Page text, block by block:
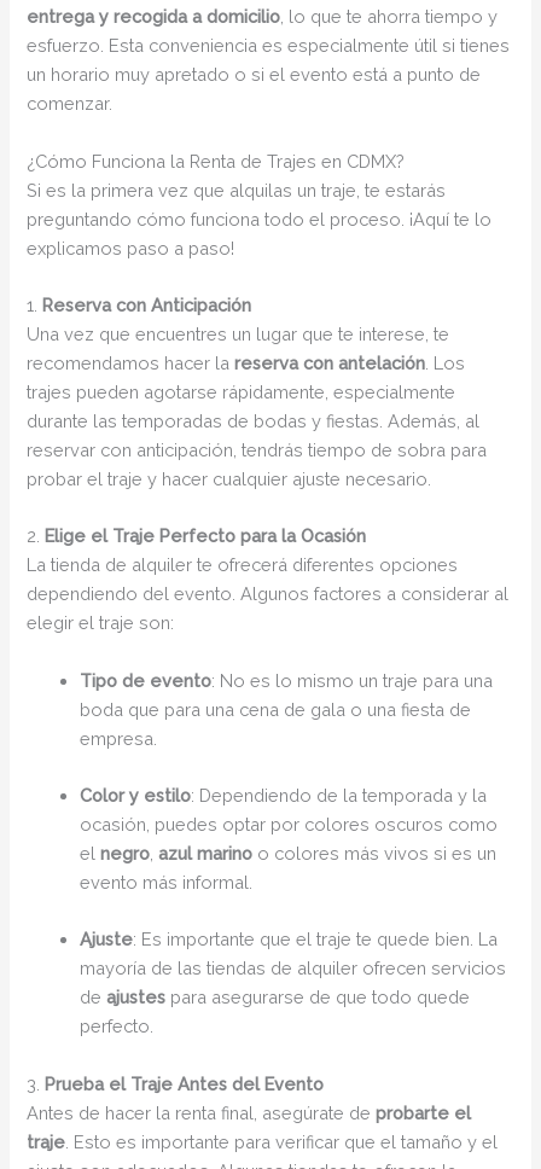
entrega y recogida a domicilio , lo que te ahorra tiempo y
esfuerzo. Esta conveniencia es especialmente útil si tienes
un horario muy apretado o si el evento está a punto de
comenzar.
¿Cómo Funciona la Renta de Trajes en CDMX?
Si es la primera vez que alquilas un traje, te estarás
preguntando cómo funciona todo el proceso. ¡Aquí te lo
explicamos paso a paso!
1. Reserva con Anticipación
Una vez que encuentres un lugar que te interese, te
recomendamos hacer lareserva con antelación . Los
trajes pueden agotarse rápidamente, especialmente
durante las temporadas de bodas y fiestas. Además, al
reservar con anticipación, tendrás tiempo de sobra para
probar el traje y hacer cualquier ajuste necesario.
2. Elige el Traje Perfecto para la Ocasión
La tienda de alquiler te ofrecerá diferentes opciones
dependiendo del evento. Algunos factores a considerar al
elegir el traje son:
Tipo de evento: No es lo mismo un traje para una
boda que para una cena de gala o una fiesta de
empresa.
Color y estilo: Dependiendo de la temporada y la
ocasión, puedes optar por colores oscuros como
elnegro ,azul marino o colores más vivos si es un
evento más informal.
Ajuste: Es importante que el traje te quede bien. La
mayoría de las tiendas de alquiler ofrecen servicios
deajustes para asegurarse de que todo quede
perfecto.
3. Prueba el Traje Antes del Evento
Antes de hacer la renta final, asegúrate deprobarte el
traje . Esto es importante para verificar que el tamaño y el